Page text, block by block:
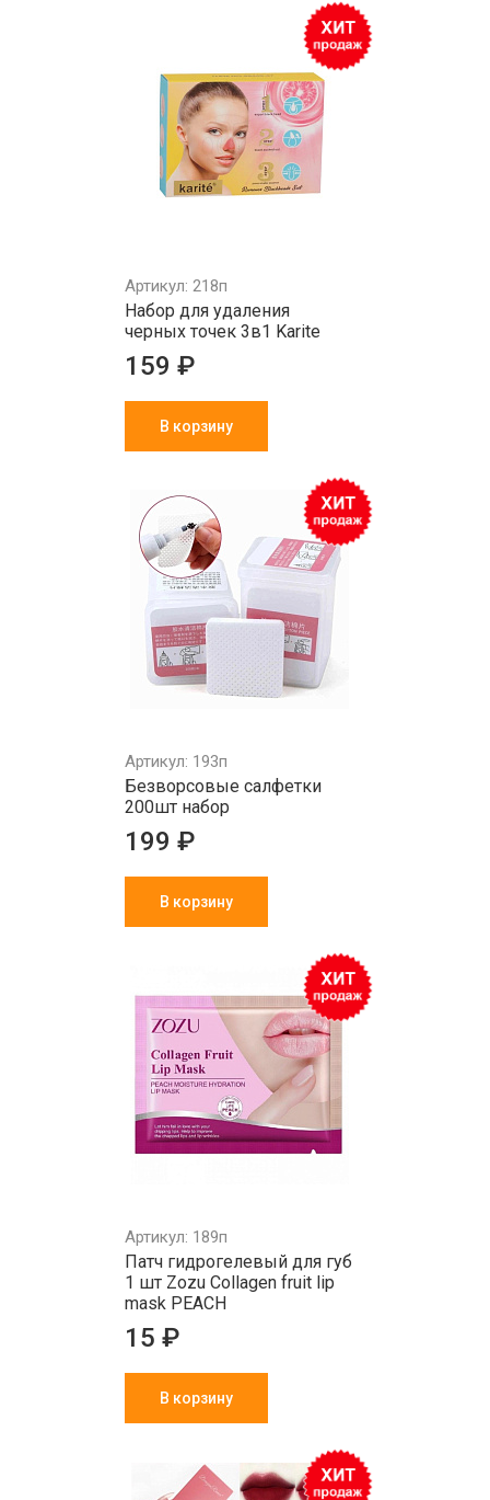
Артикул: 218п
Набор для удаления
черных точек 3в1 Karite
159 ₽
В корзину
Артикул: 193п
Безворсовые салфетки
200шт набор
199 ₽
В корзину
Артикул: 189п
Патч гидрогелевый для губ
1 шт Zozu Collagen fruit lip
mask PEACH
15 ₽
В корзину